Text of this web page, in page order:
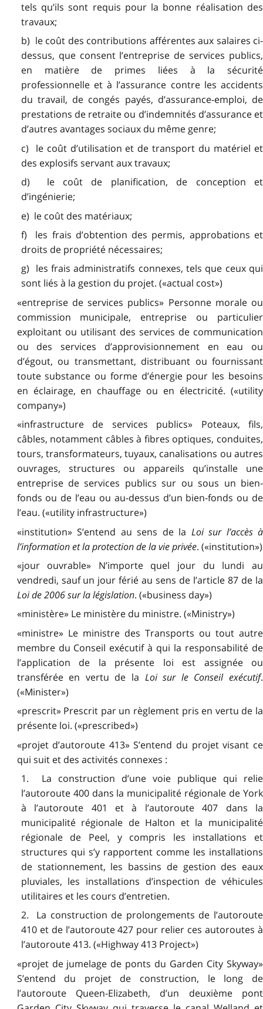
tels qu’ils sont requis pour la bonne réalisation des
travaux;
b) le coût des contributions afférentes aux salaires ci-
dessus, que consent l’entreprise de services publics,
en matière de primes liées à la sécurité
professionnelle et à l’assurance contre les accidents
du travail, de congés payés, d’assurance-emploi, de
prestations de retraite ou d’indemnités d’assurance et
d’autres avantages sociaux du même genre;
c) le coût d’utilisation et de transport du matériel et
des explosifs servant aux travaux;
d) le coût de planification, de conception et
d’ingénierie;
e) le coût des matériaux;
f) les frais d’obtention des permis, approbations et
droits de propriété nécessaires;
g) les frais administratifs connexes, tels que ceux qui
sont liés à la gestion du projet. («actual cost»)
«entreprise de services publics» Personne morale ou
commission municipale, entreprise ou particulier
exploitant ou utilisant des services de communication
ou des services d’approvisionnement en eau ou
d’égout, ou transmettant, distribuant ou fournissant
toute substance ou forme d’énergie pour les besoins
en éclairage, en chauffage ou en électricité. («utility
company»)
«infrastructure de services publics» Poteaux, fils,
câbles, notamment câbles à fibres optiques, conduites,
tours, transformateurs, tuyaux, canalisations ou autres
ouvrages, structures ou appareils qu’installe une
entreprise de services publics sur ou sous un bien-
fonds ou de l’eau ou au-dessus d’un bien-fonds ou de
l’eau. («utility infrastructure»)
«institution» S’entend au sens de la Loi sur l’accès à
l’information et la protection de la vie privée. («institution»)
«jour ouvrable» N’importe quel jour du lundi au
vendredi, sauf un jour férié au sens de l’article 87 de la
Loi de 2006 sur la législation. («business day»)
«ministère» Le ministère du ministre. («Ministry»)
«ministre» Le ministre des Transports ou tout autre
membre du Conseil exécutif à qui la responsabilité de
l’application de la présente loi est assignée ou
transférée en vertu de la Loi sur le Conseil exécutif.
(«Minister»)
«prescrit» Prescrit par un règlement pris en vertu de la
présente loi. («prescribed»)
«projet d’autoroute 413» S’entend du projet visant ce
qui suit et des activités connexes :
1. La construction d’une voie publique qui relie
l’autoroute 400 dans la municipalité régionale de York
à l’autoroute 401 et à l’autoroute 407 dans la
municipalité régionale de Halton et la municipalité
régionale de Peel, y compris les installations et
structures qui s’y rapportent comme les installations
de stationnement, les bassins de gestion des eaux
pluviales, les installations d’inspection de véhicules
utilitaires et les cours d’entretien.
2. La construction de prolongements de l’autoroute
410 et de l’autoroute 427 pour relier ces autoroutes à
l’autoroute 413. («Highway 413 Project»)
«projet de jumelage de ponts du Garden City Skyway»
S’entend du projet de construction, le long de
l’autoroute Queen-Elizabeth, d’un deuxième pont